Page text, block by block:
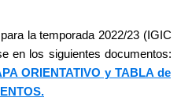
la temporada 2022/23 (IGIC
en los siguientes documentos:
ORIENTATIVO y TABLA de